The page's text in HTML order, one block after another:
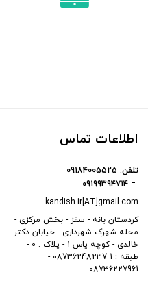
اطلاعات تماس
کردستان بانه - سقز - بخش مرکزی -
محله شهرک شهرداری - خیابان دکتر
خالدی - کوچه یاس 1 - پلاک : 0 -
طبقه : 1 08736248237 -
08736227961
kandish.ir[AT]gmail.com
تلفن: 09184005525
09199394714